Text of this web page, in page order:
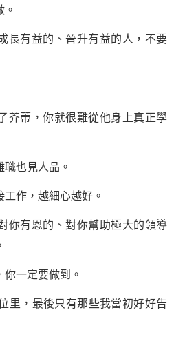
有益的、晉升有益的人，不要
蒂，你就很難從他身上真正學
也見人品。
作，越細心越好。
有恩的、對你幫助極大的領導
一定要做到。
，最後只有那些我當初好好告